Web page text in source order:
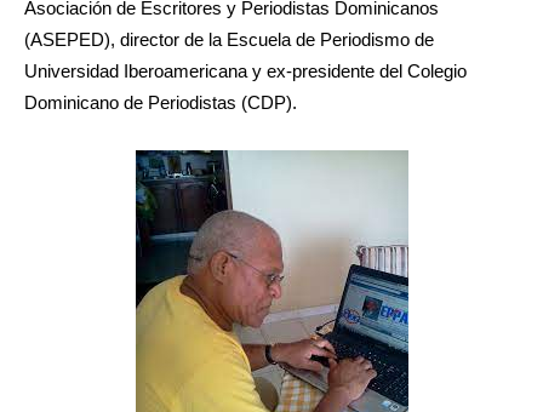
Asociación de Escritores y Periodistas Dominicanos
(ASEPED), director de la Escuela de Periodismo de
Universidad Iberoamericana y ex-presidente del Colegio
Dominicano de Periodistas (CDP).